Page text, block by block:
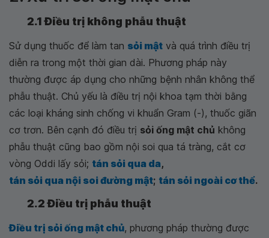
2.1 Điều trị không phẫu thuật
Sử dụng thuốc để làm tan sỏi mật và quá trình điều trị
diễn ra trong một thời gian dài. Phương pháp này
thường được áp dụng cho những bệnh nhân không thể
phẫu thuật. Chủ yếu là điều trị nội khoa tạm thời bằng
các loại kháng sinh chống vi khuẩn Gram (-), thuốc giãn
cơ trơn. Bên cạnh đó điều trị sỏi ống mật chủ không
phẫu thuật cũng bao gồm nội soi qua tá tràng, cắt cơ
vòng Oddi lấy sỏi; tán sỏi qua da,
tán sỏi qua nội soi đường mật; tán sỏi ngoài cơ thể.
2.2 Điều trị phẫu thuật
Điều trị sỏi ống mật chủ, phương pháp thường được